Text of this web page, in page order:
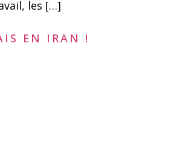
les […]
EN IRAN !